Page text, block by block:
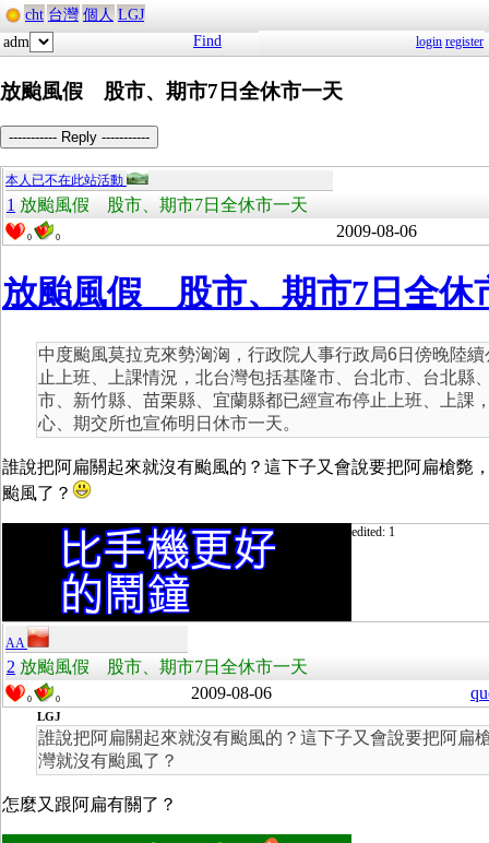
cht 台灣 個人 LGJ
adm
Find login register
放颱風假 股市、期市7日全休市一天
----------- Reply -----------
本人已不在此站活動
1 放颱風假 股市、期市7日全休市一天
0 0 2009-08-06
放颱風假 股市、期市7日全休
中度颱風莫拉克來勢洶洶，行政院人事行政局6日傍晚陸
止上班、上課情況，北台灣包括基隆市、台北市、台北縣
市、新竹縣、苗栗縣、宜蘭縣都已經宣布停止上班、上課
心、期交所也宣佈明日休市一天。
誰說把阿扁關起來就沒有颱風的？這下子又會說要把阿扁槍斃
颱風了？
edited: 1
AA
2 放颱風假 股市、期市7日全休市一天
0 0 2009-08-06
LGJ
誰說把阿扁關起來就沒有颱風的？這下子又會說要把阿扁
灣就沒有颱風了？
怎麼又跟阿扁有關了？